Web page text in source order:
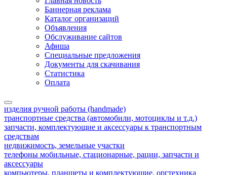
Баннерная реклама
Каталог организаций
Объявления
Обслуживание сайтов
Афиша
Специальные предложения
Документы для скачивания
Статистика
Оплата
изделия ручной работы (handmade)
транспортные средства (автомобили, мотоциклы и т.д.)
запчасти, комплектующие и аксессуары к транспортным
средствам
недвижимость, земельные участки
телефоны мобильные, стационарные, рации, запчасти и
аксессуары
компьютеры, планшеты и комплектующие, оргтехника